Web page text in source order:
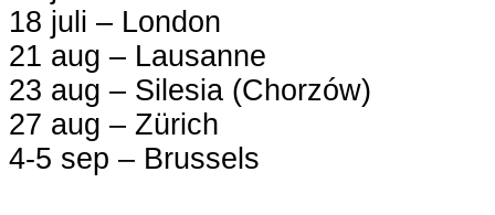
18 juli – London
21 aug – Lausanne
23 aug – Silesia (Chorzów)
27 aug – Zürich
4-5 sep – Brussels